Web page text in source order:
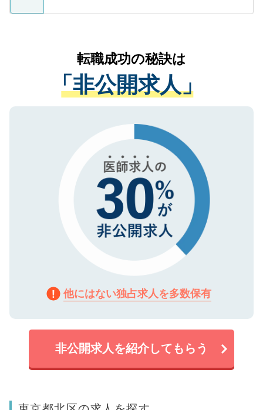
ているすべての個人データはご本人の許可
は、個人情報の取り扱いについての厳密な
管理基準を満たした事業者のみに付与され
る、プライバシーマークを取得済みです。
で、機密保持に関してもご安心ください。
かがいして、現在の医療機関の状況や紹介
経験をまじえながら、適切なアドバイスを
させていただきます。すぐにご転職をされ
ない方には、長期的なサポートが可能です
ので、まずはご登録ください。
転職成功の秘訣は
「非公開求人」
他にはない独占求人を多数保有
非公開求人を紹介してもらう